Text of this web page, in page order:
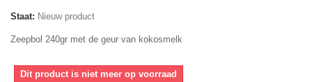
Staat: Nieuw product
Zeepbol 240gr met de geur van kokosmelk
Dit product is niet meer op voorraad